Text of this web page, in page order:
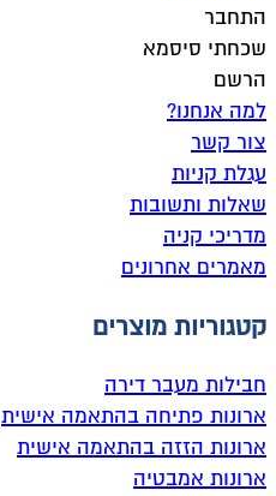
התחבר
שכחתי סיסמא
הרשם
למה אנחנו?
צור קשר
עגלת קניות
שאלות ותשובות
מדריכי קניה
מאמרים אחרונים
קטגוריות מוצרים
חבילות מעבר דירה
ארונות פתיחה בהתאמה אישית
ארונות הזזה בהתאמה אישית
ארונות אמבטיה